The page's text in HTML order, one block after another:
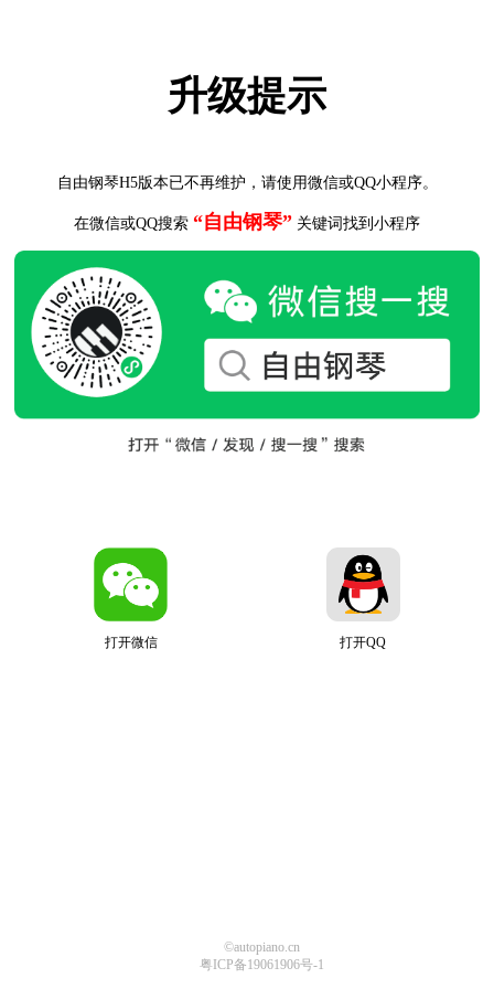
升级提示
自由钢琴H5版本已不再维护，请使用微信或QQ小程序。
在微信或QQ搜索 “自由钢琴” 关键词找到小程序
打开微信 打开QQ
©autopiano.cn
粤ICP备19061906号-1